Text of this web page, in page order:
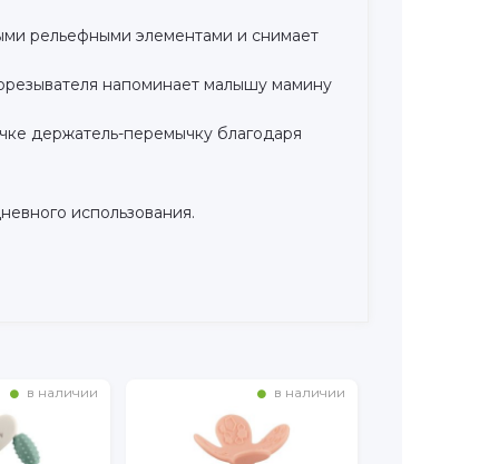
рельефными элементами и снимает
напоминает малышу мамину
держатель-перемычку благодаря
использования.
в наличии в наличии